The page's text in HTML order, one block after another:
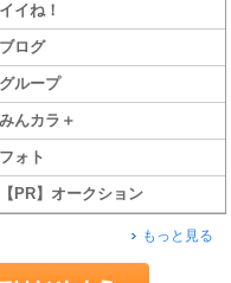
イイね！
ブログ
グループ
みんカラ＋
フォト
【PR】オークション
もっと見る